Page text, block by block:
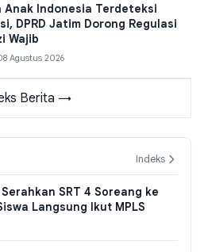
Anak Indonesia Terdeteksi
DPRD Jatim Dorong Regulasi
Wajib
Agustus 2026
Berita →
Indeks
SRT 4 Soreang ke
Langsung Ikut MPLS